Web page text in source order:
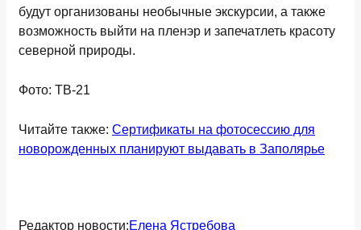
будут организованы необычные экскурсии, а также
возможность выйти на пленэр и запечатлеть красоту
северной природы.
Фото: ТВ-21
Читайте также: Сертификаты на фотосессию для
новорожденных планируют выдавать в Заполярье
Редактор новости:Елена Ястребова